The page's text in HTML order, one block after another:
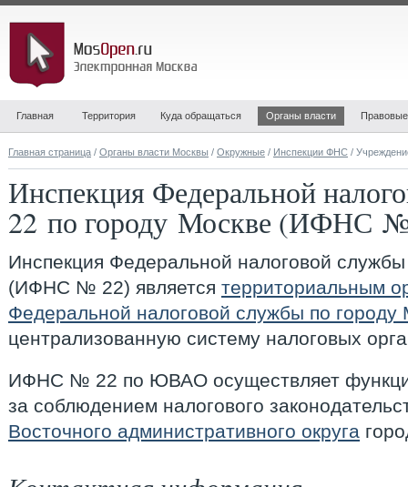
Главная Территория Куда обращаться Органы власти
Главная страница / Органы власти Москвы / Окружные / Инспекции ФНС /
Инспекция Федеральной
22 по городу Москве (ИФНС
Инспекция Федеральной налоговой
(ИФНС № 22) является территориальным
Федеральной налоговой службы по городу
централизованную систему налоговых
ИФНС № 22 по ЮВАО осуществляет
за соблюдением налогового
Восточного административного округа